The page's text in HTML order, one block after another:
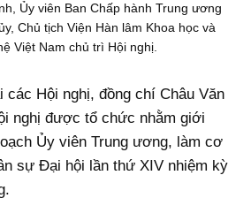
Ủy viên Ban Chấp hành Trung ương
Chủ tịch Viện Hàn lâm Khoa học và
Việt Nam chủ trì Hội nghị.
các Hội nghị, đồng chí Châu Văn
nghị được tổ chức nhằm giới
Ủy viên Trung ương, làm cơ
sự Đại hội lần thứ XIV nhiệm kỳ